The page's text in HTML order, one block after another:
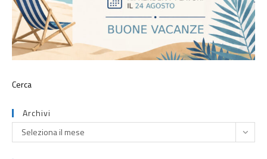
Archivi
Seleziona il mese